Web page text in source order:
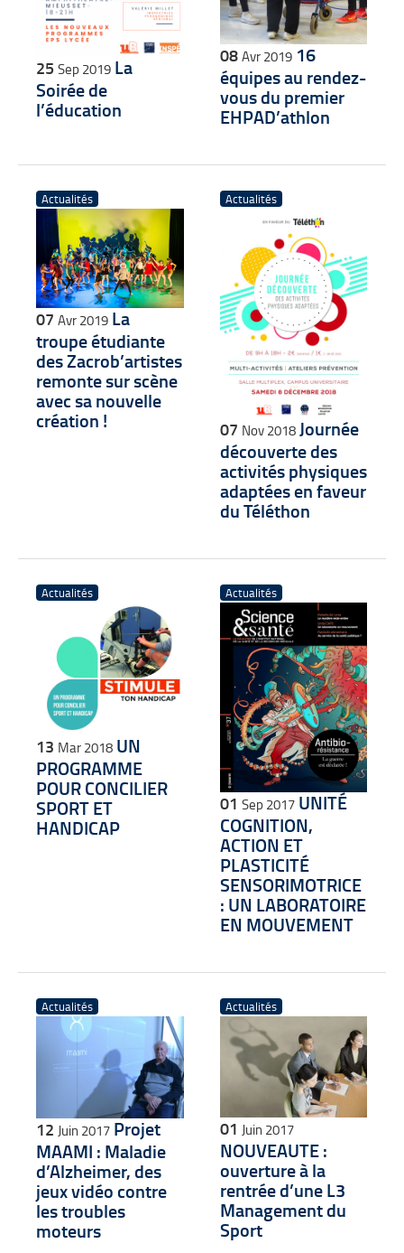
25 Sep 2019 La
Soirée de
l’éducation
08Avr 2019 16
équipes au rendez-
vous du premier
EHPAD’athlon
Actualités
07 Avr 2019 La
troupe étudiante
des Zacrob’artistes
remonte sur scène
avec sa nouvelle
création !
Actualités
07 Nov 2018 Journée
découverte des
activités physiques
adaptées en faveur
du Téléthon
Actualités
13 Mar 2018 UN
PROGRAMME
POUR CONCILIER
SPORT ET
HANDICAP
Actualités
01 Sep 2017 UNITÉ
COGNITION,
ACTION ET
PLASTICITÉ
SENSORIMOTRICE
: UN LABORATOIRE
EN MOUVEMENT
Actualités
12 Juin 2017 Projet
MAAMI : Maladie
d’Alzheimer, des
jeux vidéo contre
les troubles
moteurs
Actualités
01 Juin 2017
NOUVEAUTE :
ouverture à la
rentrée d’une L3
Management du
Sport